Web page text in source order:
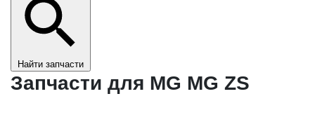
Найти запчасти
Запчасти для MG MG ZS